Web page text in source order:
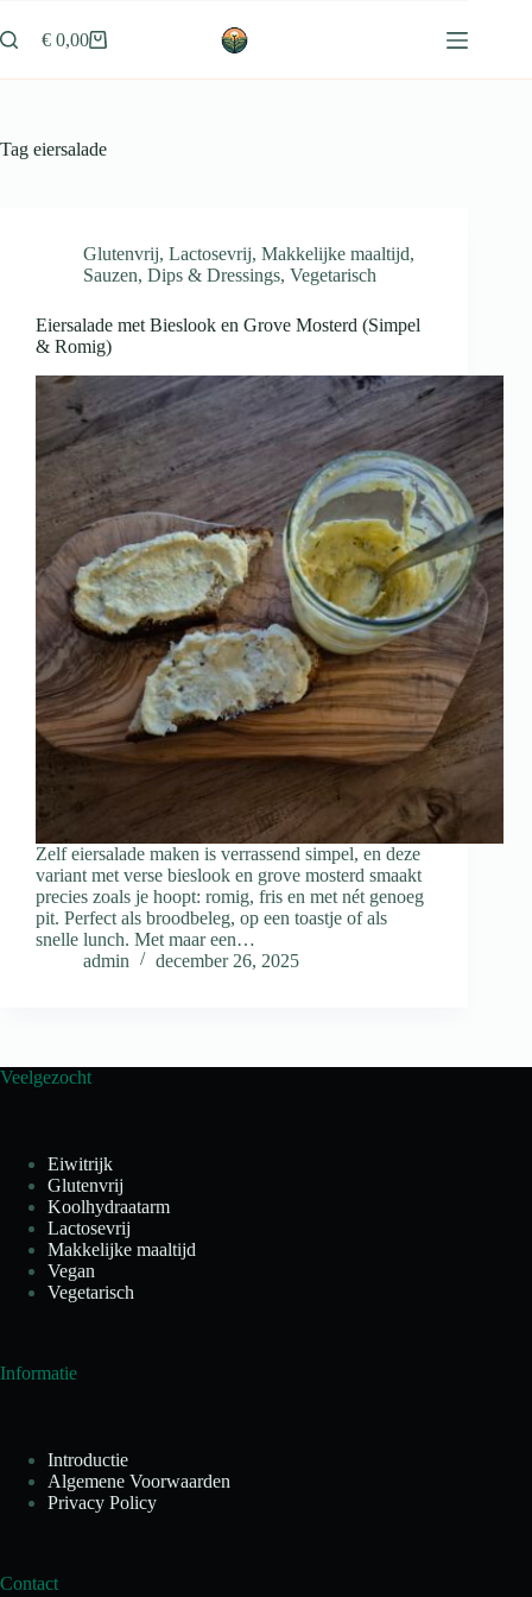
naar
de
Winkelwagen
€ 0,00
Tag eiersalade
Glutenvrij, Lactosevrij, Makkelijke maaltijd,
Sauzen, Dips & Dressings, Vegetarisch
Eiersalade met Bieslook en Grove Mosterd (Simpel
& Romig)
Zelf eiersalade maken is verrassend simpel, en deze
variant met verse bieslook en grove mosterd smaakt
precies zoals je hoopt: romig, fris en met nét genoeg
pit. Perfect als broodbeleg, op een toastje of als
snelle lunch. Met maar een…
admin
december 26, 2025
Veelgezocht
Eiwitrijk
Glutenvrij
Koolhydraatarm
Lactosevrij
Makkelijke maaltijd
Vegan
Vegetarisch
Informatie
Introductie
Algemene Voorwaarden
Privacy Policy
Contact